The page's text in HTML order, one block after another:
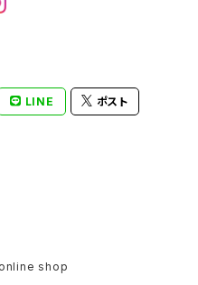
LINE ポスト
shop